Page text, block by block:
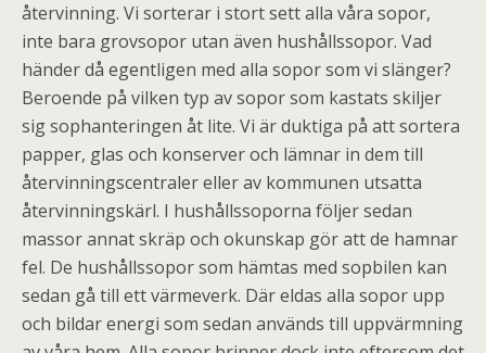
återvinning. Vi sorterar i stort sett alla våra sopor,
inte bara grovsopor utan även hushållssopor. Vad
händer då egentligen med alla sopor som vi slänger?
Beroende på vilken typ av sopor som kastats skiljer
sig sophanteringen åt lite. Vi är duktiga på att sortera
papper, glas och konserver och lämnar in dem till
återvinningscentraler eller av kommunen utsatta
återvinningskärl. I hushållssoporna följer sedan
massor annat skräp och okunskap gör att de hamnar
fel. De hushållssopor som hämtas med sopbilen kan
sedan gå till ett värmeverk. Där eldas alla sopor upp
och bildar energi som sedan används till uppvärmning